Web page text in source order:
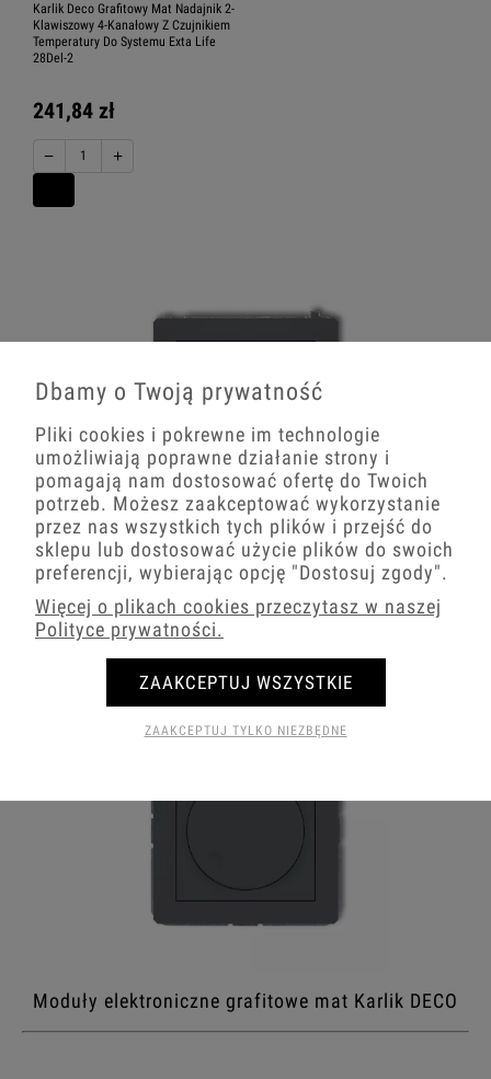
Karlik Deco Grafitowy Mat Nadajnik 2-
Klawiszowy 4-Kanałowy Z Czujnikiem
Temperatury Do Systemu Exta Life
28Del-2
241,84 zł
− +
Włączniki grafitowe mat Karlik DECO
Moduły elektroniczne grafitowe mat Karlik DECO
Dbamy o Twoją prywatność
Pliki cookies i pokrewne im technologie
umożliwiają poprawne działanie strony i
pomagają nam dostosować ofertę do Twoich
potrzeb. Możesz zaakceptować wykorzystanie
przez nas wszystkich tych plików i przejść do
sklepu lub dostosować użycie plików do swoich
preferencji, wybierając opcję "Dostosuj zgody".
Więcej o plikach cookies przeczytasz w naszej
Polityce prywatności.
ZAAKCEPTUJ TYLKO NIEZBĘDNE
ZAAKCEPTUJ WSZYSTKIE